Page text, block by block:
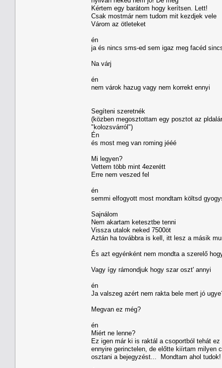
Kértem egy barátom hogy kerítsen. Lett!
Csak mostmár nem tudom mit kezdjek vele
Várom az ötleteket
én
ja és nincs sms-ed sem igaz meg facéd
Na várj
én
nem várok hazug vagy nem korrekt ennyi
Segíteni szeretnék
(közben megosztottam egy posztot az
"kolozsvárról")
Én
és most meg van roming jééé
Mi legyen?
Vettem több mint 4ezerétt
Erre nem veszed fel
én
semmi elfogyott most mondtam költsd
Sajnálom
Nem akartam ketesztbe tenni
Vissza utalok neked 7500öt
Aztán ha továbbra is kell, itt lesz a másik
És azt egyénként nem mondta a szerelő
Vagy így rámondjuk hogy szar oszt' annyi
én
Ja valszeg azért nem rakta bele mert jó
Megvan ez még?
én
Miért ne lenne?
Ez igen már ki is raktál a csoportból tehát
ennyire gerinctelen, de előtte kiírtam milyen
osztani a bejegyzést... Mondtam ahol tudok!